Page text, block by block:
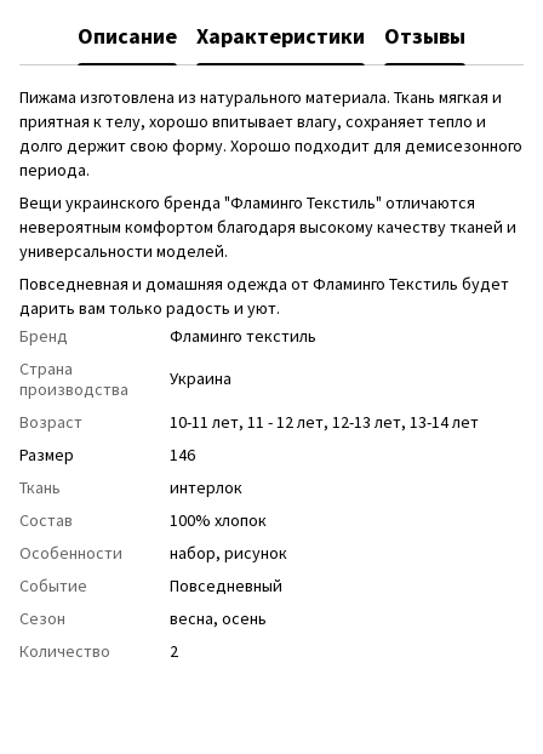
Описание Характеристики Отзывы
Пижама изготовлена из натурального материала. Ткань мягкая и
приятная к телу, хорошо впитывает влагу, сохраняет тепло и
долго держит свою форму. Хорошо подходит для демисезонного
периода.
Вещи украинского бренда "Фламинго Текстиль" отличаются
невероятным комфортом благодаря высокому качеству тканей и
универсальности моделей.
Повседневная и домашняя одежда от Фламинго Текстиль будет
дарить вам только радость и уют.
Бренд
Фламинго текстиль
Страна
производства
Украина
Возраст
10-11 лет, 11 - 12 лет, 12-13 лет, 13-14 лет
Размер
146
Ткань
интерлок
Состав
100% хлопок
Особенности
набор, рисунок
Событие
Повседневный
Сезон
весна, осень
Количество
2